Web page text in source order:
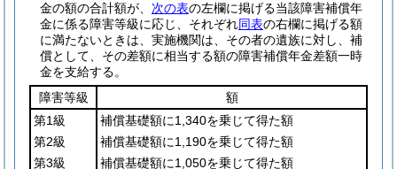
金の額の合計額が、 次の表の左欄に掲げる当該障害補償年
金に係る障害等級に応じ、それぞれ同表の右欄に掲げる額
に満たないときは、実施機関は、その者の遺族に対し、補
償として、その差額に相当する額の障害補償年金差額一時
金を支給する。
障害等級
額
第1級
補償基礎額に1,340を乗じて得た額
第2級
補償基礎額に1,190を乗じて得た額
第3級
補償基礎額に1,050を乗じて得た額